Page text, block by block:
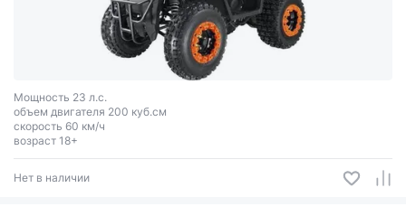
Мощность 23 л.с.
объем двигателя 200 куб.см
скорость 60 км/ч
возраст 18+
Нет в наличии